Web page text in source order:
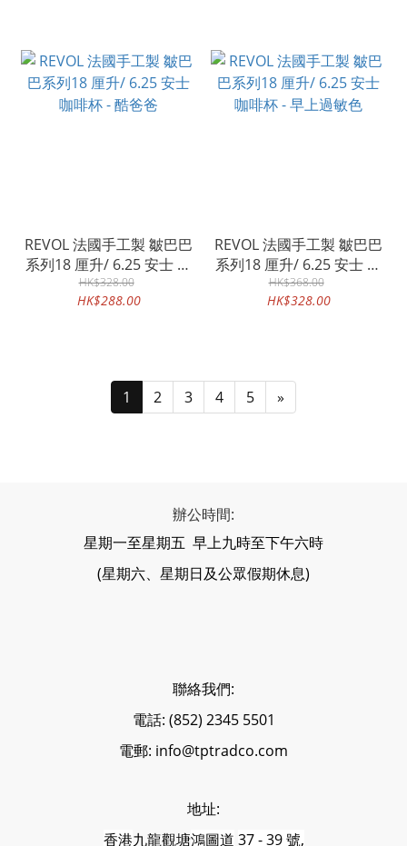
REVOL 法國手工製 皺巴巴
系列18 厘升/ 6.25 安士 咖
啡杯 - 酷爸爸
HK$328.00
HK$288.00
REVOL 法國手工製 皺巴巴
系列18 厘升/ 6.25 安士 咖
啡杯 - 早上過敏色
HK$368.00
HK$328.00
1 2 3 4 5 »
辦公時間:
星期一至星期五 早上九時至下午六時
(星期六、星期日及公眾假期休息)
聯絡我們:
電話: (852) 2345 5501
電郵: info@tptradco.com
地址:
香港九龍觀塘鴻圖道 37 - 39 號,